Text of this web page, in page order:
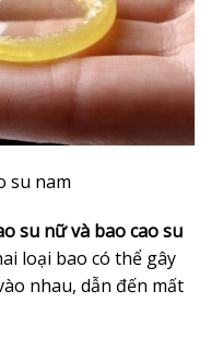
su nam
su nữ và bao cao su
loại bao có thể gây
nhau, dẫn đến mất